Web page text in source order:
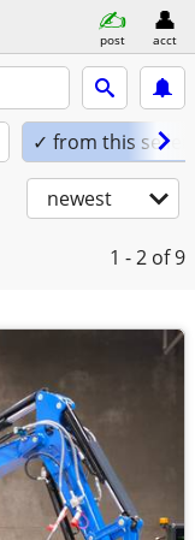
post acct
✓ from this seller
newest
1 - 2 of 9